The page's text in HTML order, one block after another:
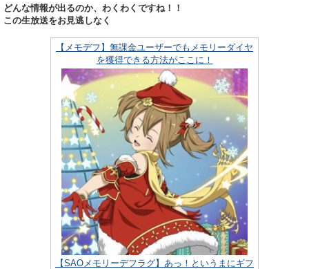
どんな情報が出るのか、わくわくですね！！
この生放送をお見逃しなく
【メモデフ】無課金ユーザーでもメモリーダイヤ
を獲得できる方法がここに！
【SAOメモリーデフラグ】あっ！というまにギフ